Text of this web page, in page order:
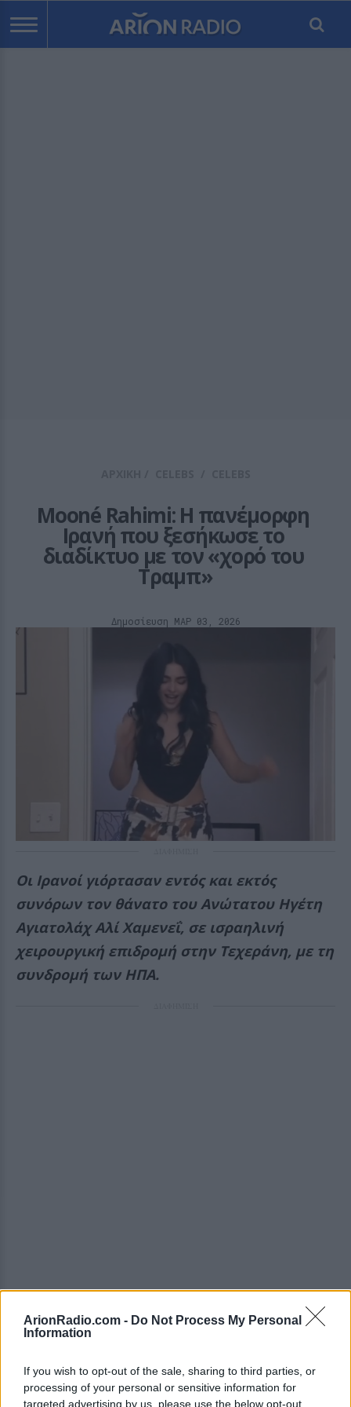
ArionRadio.com - Do Not Process My Personal
Information
If you wish to opt-out of the sale, sharing to third parties, or
processing of your personal or sensitive information for
targeted advertising by us, please use the below opt-out
Mooné Rahimi: Η πανέμορφη
Ιρανή που ξεσήκωσε το
διαδίκτυο με τον «χορό του
Τραμπ»
Δημοσίευση ΜΑΡ 03, 2026
Οι Ιρανοί γιόρτασαν εντός και εκτός
συνόρων τον θάνατο του Ανώτατου Ηγέτη
Αγιατολάχ Αλί Χαμενεΐ, σε ισραηλινή
χειρουργική επιδρομή στην Τεχεράνη, με τη
συνδρομή των ΗΠΑ.
Στο διαδίκτυο με την αναγγελία του θανάτου